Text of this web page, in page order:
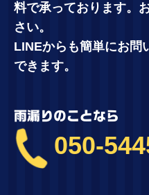
料で承っております。
さい。
LINEからも簡単にお問
できます。
雨漏りのことなら
050-